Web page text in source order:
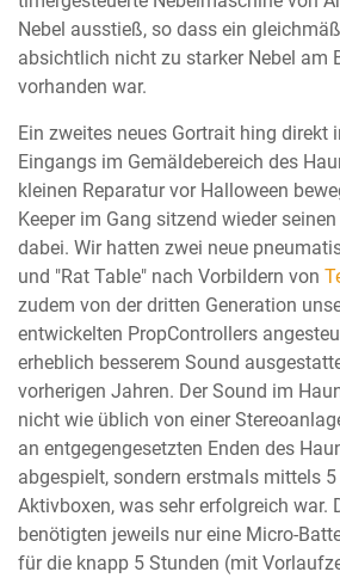
Nebel ausstieß, so dass ein
absichtlich nicht zu starker Nebel am
vorhanden war.
Ein zweites neues Gortrait hing direkt
Eingangs im Gemäldebereich des
kleinen Reparatur vor Halloween
Keeper im Gang sitzend wieder
dabei. Wir hatten zwei neue
und "Rat Table" nach Vorbildern von
zudem von der dritten Generation
entwickelten PropControllers
erheblich besserem Sound
vorherigen Jahren. Der Sound im
nicht wie üblich von einer
an entgegengesetzten Enden des
abgespielt, sondern erstmals mittels
Aktivboxen, was sehr erfolgreich war.
benötigten jeweils nur eine Micro-
für die knapp 5 Stunden (mit